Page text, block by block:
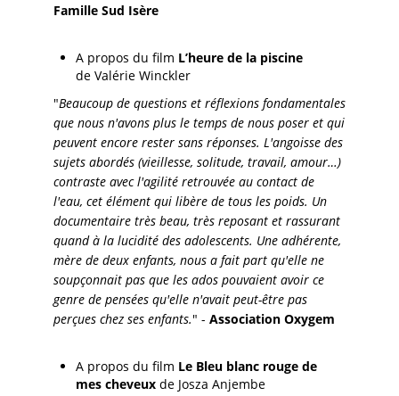
Famille Sud Isère
A propos du film L’heure de la piscine
de Valérie Winckler
"Beaucoup de questions et réflexions fondamentales
que nous n'avons plus le temps de nous poser et qui
peuvent encore rester sans réponses. L'angoisse des
sujets abordés (vieillesse, solitude, travail, amour…)
contraste avec l'agilité retrouvée au contact de
l'eau, cet élément qui libère de tous les poids. Un
documentaire très beau, très reposant et rassurant
quand à la lucidité des adolescents. Une adhérente,
mère de deux enfants, nous a fait part qu'elle ne
soupçonnait pas que les ados pouvaient avoir ce
genre de pensées qu'elle n'avait peut-être pas
perçues chez ses enfants." - Association Oxygem
A propos du film Le Bleu blanc rouge de
mes cheveux de Josza Anjembe